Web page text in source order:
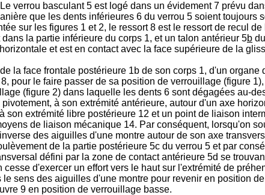
verrou basculant 5 est logé dans un évidement 7 prévu
que les dents inférieures 6 du verrou 5 soient toujours
sur les figures 1 et 2, le ressort 8 est le ressort de recul
la partie inférieure du corps 1, et un talon antérieur 5b
et est en contact avec la face supérieure de la
la face frontale postérieure 1b de son corps 1, d'un
pour le faire passer de sa position de verrouillage (figure
(figure 2) dans laquelle les dents 6 sont dégagées au-
à son extrémité antérieure, autour d'un axe
son extrémité libre postérieure 12 et un point de liaison
de liaison mécanique 14. Par conséquent, lorsqu'on
des aiguilles d'une montre autour de son axe
de la partie postérieure 5c du verrou 5 et par
défini par la zone de contact antérieure 5d se
d'exercer un effort vers le haut sur l'extrémité de
sens des aiguilles d'une montre pour revenir en position
9 en position de verrouillage basse.